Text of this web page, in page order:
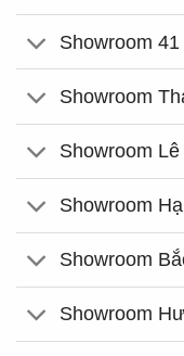
Showroom
Showroom
Showroom
Showroom
Showroom
Showroom